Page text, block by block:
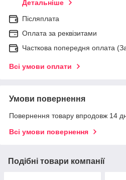
Детальніше
Післяплата
Оплата за реквізитами
Часткова попередня оплата
Всі умови оплати
Умови повернення
Повернення товару впродовж 14
Всі умови повернення
Подібні товари компанії